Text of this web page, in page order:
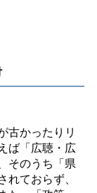
古かったりリ
ば「広聴・広
そのうち「県
ておらず、